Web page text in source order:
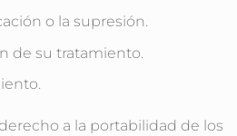
o la supresión.
de su tratamiento.
a la portabilidad de los